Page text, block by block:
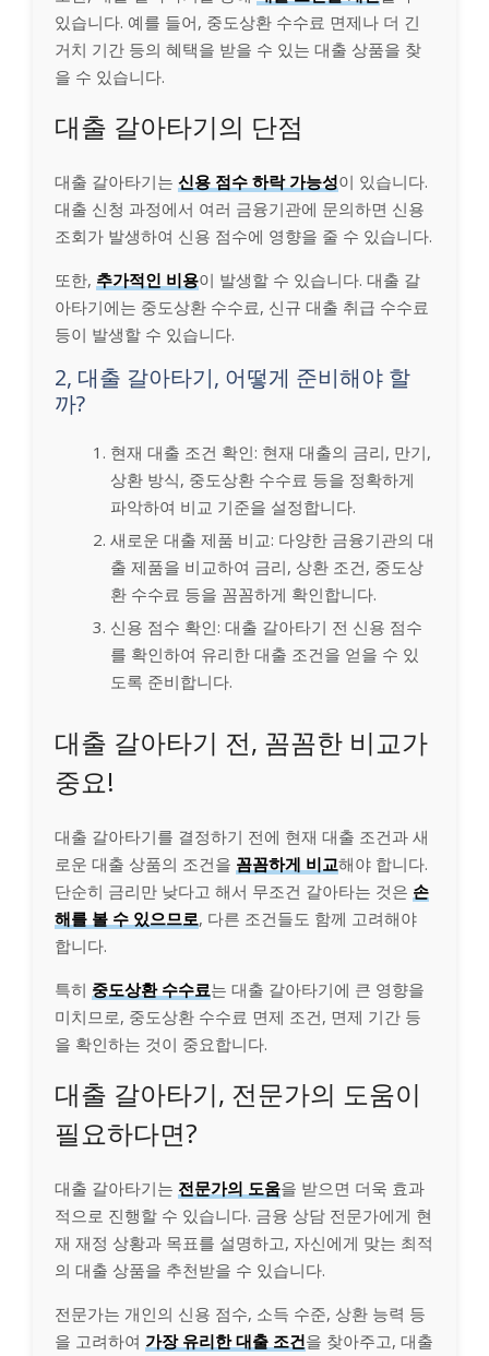
있습니다. 예를 들어, 중도상환 수수료 면제나 더 긴
거치 기간 등의 혜택을 받을 수 있는 대출 상품을 찾
을 수 있습니다.
대출 갈아타기의 단점
대출 갈아타기는 신용 점수 하락 가능성이 있습니다.
대출 신청 과정에서 여러 금융기관에 문의하면 신용
조회가 발생하여 신용 점수에 영향을 줄 수 있습니다.
또한, 추가적인 비용이 발생할 수 있습니다. 대출 갈
아타기에는 중도상환 수수료, 신규 대출 취급 수수료
등이 발생할 수 있습니다.
2, 대출 갈아타기, 어떻게 준비해야 할
까?
현재 대출 조건 확인: 현재 대출의 금리, 만기,
상환 방식, 중도상환 수수료 등을 정확하게
파악하여 비교 기준을 설정합니다.
새로운 대출 제품 비교: 다양한 금융기관의 대
출 제품을 비교하여 금리, 상환 조건, 중도상
환 수수료 등을 꼼꼼하게 확인합니다.
신용 점수 확인: 대출 갈아타기 전 신용 점수
를 확인하여 유리한 대출 조건을 얻을 수 있
도록 준비합니다.
대출 갈아타기 전, 꼼꼼한 비교가
중요!
대출 갈아타기를 결정하기 전에 현재 대출 조건과 새
로운 대출 상품의 조건을 꼼꼼하게 비교해야 합니다.
단순히 금리만 낮다고 해서 무조건 갈아타는 것은 손
해를 볼 수 있으므로, 다른 조건들도 함께 고려해야
합니다.
특히 중도상환 수수료는 대출 갈아타기에 큰 영향을
미치므로, 중도상환 수수료 면제 조건, 면제 기간 등
을 확인하는 것이 중요합니다.
대출 갈아타기, 전문가의 도움이
필요하다면?
대출 갈아타기는 전문가의 도움을 받으면 더욱 효과
적으로 진행할 수 있습니다. 금융 상담 전문가에게 현
재 재정 상황과 목표를 설명하고, 자신에게 맞는 최적
의 대출 상품을 추천받을 수 있습니다.
전문가는 개인의 신용 점수, 소득 수준, 상환 능력 등
을 고려하여 가장 유리한 대출 조건을 찾아주고, 대출